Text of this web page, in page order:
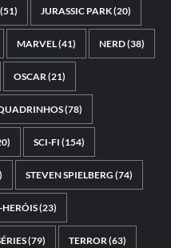
(51) JURASSIC PARK(20)
MARVEL(41) NERD(38)
OSCAR(21)
(78)
SCI-FI (154)
STEVEN SPIELBERG (74)
HERÓIS(23)
(79) TERROR(63)